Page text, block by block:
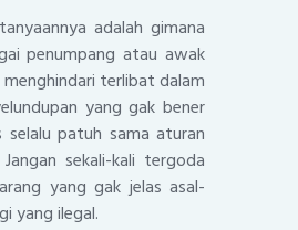
adalah gimana
penumpang atau awak
terlibat dalam
yang gak bener
selalu patuh sama aturan
sekali-kali tergoda
yang gak jelas asal-
yang ilegal.